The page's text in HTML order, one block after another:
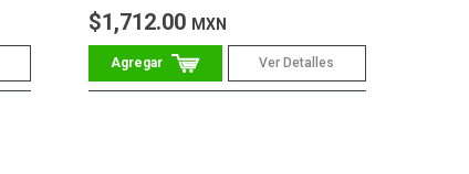
$1,712.00 MXN
Ver Detalles